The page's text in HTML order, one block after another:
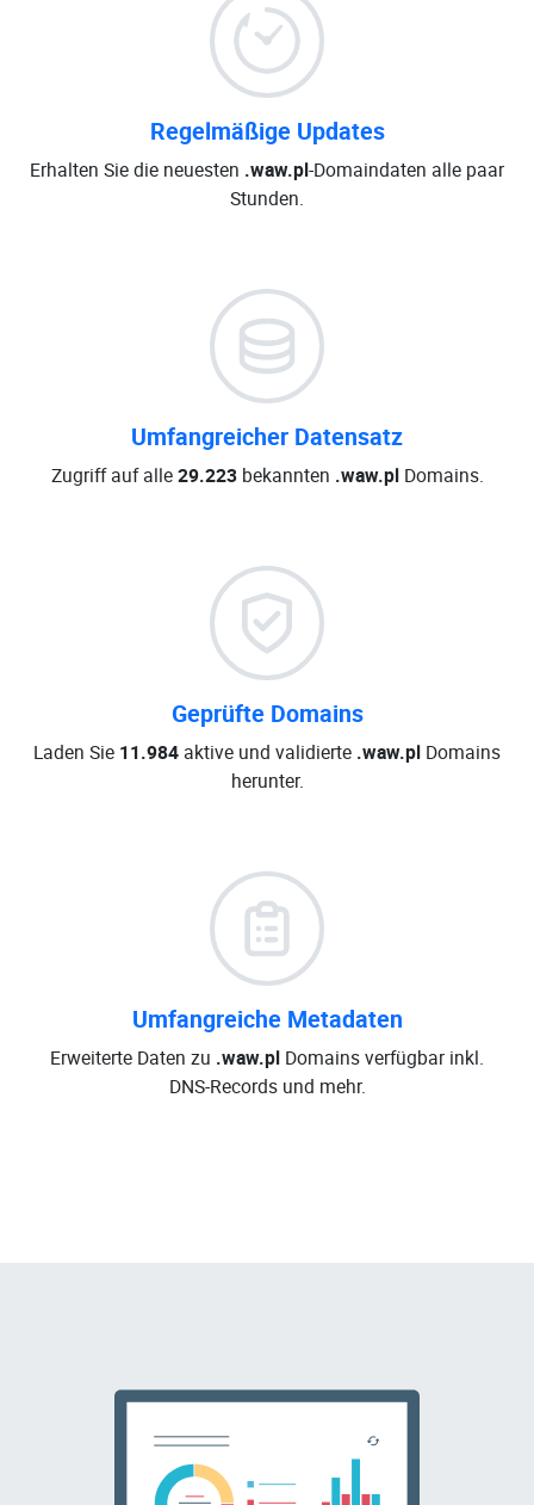
Regelmäßige Updates
Erhalten Sie die neuesten .waw.pl-Domaindaten alle paar
Stunden.
Umfangreicher Datensatz
Zugriff auf alle29.223bekannten .waw.plDomains.
Geprüfte Domains
Laden Sie 11.984 aktive und validierte .waw.pl Domains
herunter.
Umfangreiche Metadaten
Erweiterte Daten zu .waw.pl Domains verfügbar inkl.
DNS-Records und mehr.